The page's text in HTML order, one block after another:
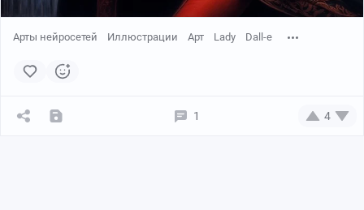
Арты нейросетей Иллюстрации Арт Lady Dall-e
1 4